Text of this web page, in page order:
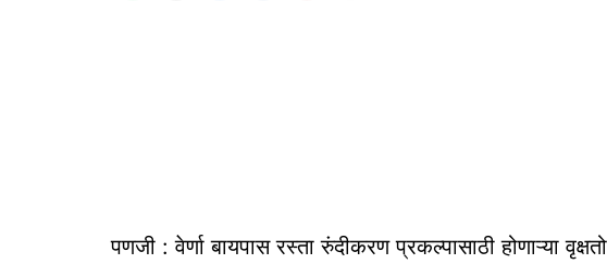
पणजी : वेर्णा बायपास रस्ता रुंदीकरण प्रकल्पासाठी होणाऱ्या